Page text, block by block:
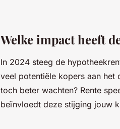
Welke impact heeft
In 2024 steeg de
veel potentiële kopers aan het
toch beter wachten? Rente
beïnvloedt deze stijging jouw